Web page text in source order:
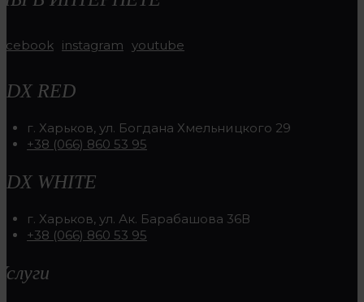
instagram youtube
RED
г. Харьков, ул. Богдана Хмельницкого 29
+38 (066) 860 53 95
WHITE
г. Харьков, ул. Ак. Барабашова 36В
+38 (066) 860 53 95